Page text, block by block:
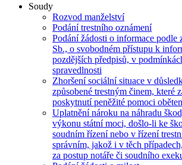
Soudy
Rozvod manželství
Podání trestního oznámení
Podání žádosti o informace podle
Sb., o svobodném přístupu k
pozdějších předpisů, v
spravedlnosti
Zhoršení sociální situace v
způsobené trestným činem, které
poskytnutí peněžité pomoci
Uplatnění nároku na náhradu
výkonu státní moci, došlo-li ke
soudním řízení nebo v řízení
správním, jakož i v těch
za postup notáře či soudního